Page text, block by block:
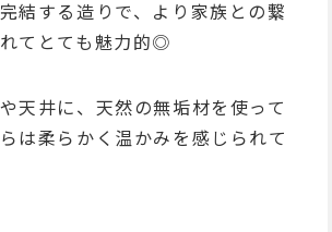
結する造りで、より家族との繋
てとても魅力的◎
天井に、天然の無垢材を使って
は柔らかく温かみを感じられて